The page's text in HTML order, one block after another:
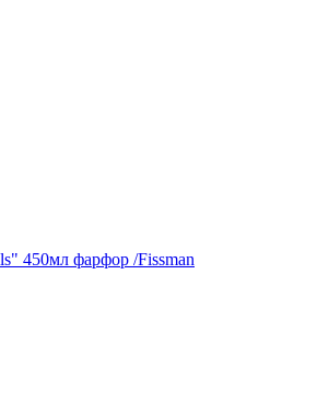
450мл фарфор /Fissman